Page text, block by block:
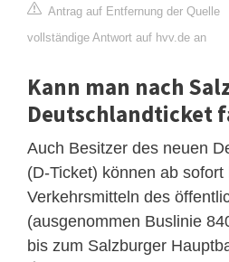
Antrag auf Entfernung der Quelle
vollständige Antwort auf hvv.de an
Kann man nach
Deutschlandticket
Auch Besitzer des neuen
(D-Ticket) können ab
Verkehrsmitteln des
(ausgenommen Buslinie
bis zum Salzburger